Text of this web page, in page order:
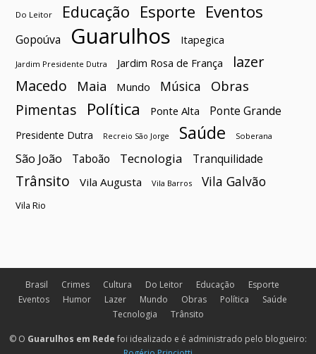
Do Leitor Educação Esporte Eventos
Gopoúva Guarulhos Itapegica
Jardim Presidente Dutra Jardim Rosa de França
lazer
Macedo
Maia Mundo Música Obras
Pimentas Política Ponte Alta Ponte Grande
Presidente Dutra Recreio São Jorge Saúde Soberana
São João Taboão Tecnologia Tranquilidade
Trânsito Vila Augusta Vila Barros Vila Galvão
Vila Rio
Brasil Crimes Cultura Do Leitor Educação
Esporte
Eventos
Humor Lazer Mundo Obras Política
Saúde
Tecnologia
Trânsito
© O Guarulhos em Rede foi idealizado e é administrado pelo blogueiro: